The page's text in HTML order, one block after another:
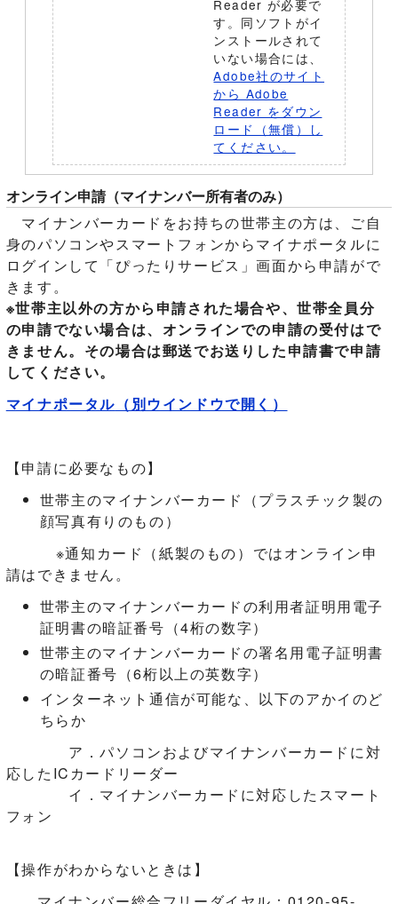
Reader が必要で
す。同ソフトがイ
ンストールされて
いない場合には、
Adobe社のサイト
から Adobe
Reader をダウン
ロード（無償）し
てください。
オンライン申請（マイナンバー所有者のみ）
マイナンバーカードをお持ちの世帯主の方は、ご自
身のパソコンやスマートフォンからマイナポータルに
ログインして「ぴったりサービス」画面から申請がで
きます。
※世帯主以外の方から申請された場合や、世帯全員分
の申請でない場合は、オンラインでの申請の受付はで
きません。その場合は郵送でお送りした申請書で申請
してください。
マイナポータル （別ウインドウで開く）
【申請に必要なもの】
世帯主のマイナンバーカード（プラスチック製の
顔写真有りのもの）
※通知カード（紙製のもの）ではオンライン申
請はできません。
世帯主のマイナンバーカードの利用者証明用電子
証明書の暗証番号（4桁の数字）
世帯主のマイナンバーカードの署名用電子証明書
の暗証番号（6桁以上の英数字）
インターネット通信が可能な、以下のアかイのど
ちらか
ア．パソコンおよびマイナンバーカードに対
応したICカードリーダー
イ．マイナンバーカードに対応したスマート
フォン
【操作がわからないときは】